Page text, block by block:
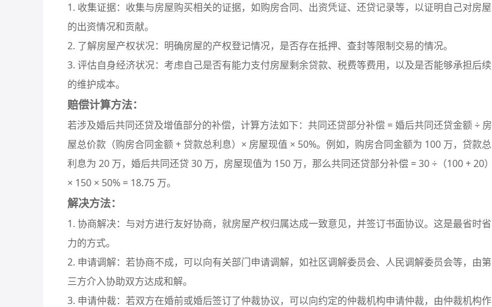
1. 收集证据：收集与房屋购买相关的证据，如购房合同、出资凭证、还贷记录等，以证明自己对房屋
的出资情况和贡献。
2. 了解房屋产权状况：明确房屋的产权登记情况，是否存在抵押、查封等限制交易的情况。
3. 评估自身经济状况：考虑自己是否有能力支付房屋剩余贷款、税费等费用，以及是否能够承担后续
的维护成本。
赔偿计算方法：
若涉及婚后共同还贷及增值部分的补偿，计算方法如下：共同还贷部分补偿 = 婚后共同还贷金额 ÷ 房
屋总价款（购房合同金额 + 贷款总利息）× 房屋现值 × 50%。例如，购房合同金额为 100 万，贷款总
利息为 20 万，婚后共同还贷 30 万，房屋现值为 150 万，那么共同还贷部分补偿 = 30 ÷（100 + 20）
× 150 × 50% = 18.75 万。
解决方法：
1. 协商解决：与对方进行友好协商，就房屋产权归属达成一致意见，并签订书面协议。这是最省时省
力的方式。
2. 申请调解：若协商不成，可以向有关部门申请调解，如社区调解委员会、人民调解委员会等，由第
三方介入协助双方达成和解。
3. 申请仲裁：若双方在婚前或婚后签订了仲裁协议，可以向约定的仲裁机构申请仲裁，由仲裁机构作